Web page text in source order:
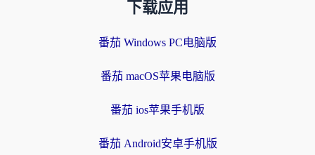
下载应用
番茄 Windows PC电脑版
番茄 macOS苹果电脑版
番茄 ios苹果手机版
番茄 Android安卓手机版